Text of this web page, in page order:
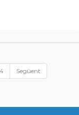
Següent